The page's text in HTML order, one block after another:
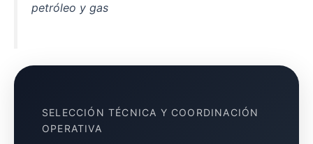
petróleo y gas
SELECCIÓN TÉCNICA Y COORDINACIÓN
OPERATIVA